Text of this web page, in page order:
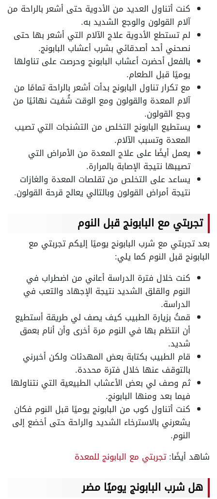
كنت أتناول العديد من الأدوية حتى أشعر بالراحة من
آلام القولون والوجع الشديد به.
لم تستطع الأدوية علاج الآلام التي أشعر بها حتى
نصحني أحد أصدقائي بشرب أعشاب البابونج.
بالفعل أحضرت أعشاب البابونج وحرصت على تناولها
يوميًا قبل الطعام.
مع تكرار تناول البابونج بدأت أشعر بالراحة تمامًا من
آلام المعدة والقولون ومع الوقت شُفيت نهائيًا من
وجع القولون.
يستطيع البابونج التخلص من التشنجات التي تصيب
المعدة وتسبب الآلام.
يعمل أيضًا على علاج المعدة من الأمراض التي
تصيبها نتيجة الإصابة بالمرارة.
يساعد على التخلص من تقلصات المعدة والغازات
نتيجة أمراض القولون وبالتالي يعالج قرحة القولون.
تجربتي مع البابونج قبل النوم
بعد تجربتي مع شرب البابونج يوميًا إليكم تجربتي مع
البابونج قبل النوم كما يلي:
كنت خلال فترة الدراسة أعاني من اضطراب في
النوم والقلق الشديد نتيجة الإجهاد والتعب في
الدراسة.
قمتُ بزيارة الطبيب كيف يصف لي طريقة أستطيع
أن انتظم بها في النوم مرة أخرى وأن أنام بعمق
شديد.
قام الطبيب بكتابة بعض المهدئات ولكن أخبرني
بالتوقف عنها خلال فترة محددة.
ثم وصف لي بعض الأعشاب الطبيعية التي نتناولها
فيما بعد ومنها البابونج.
كنت أتناول كوب من البابونج يوميًا قبل النوم فكان
يشعرني بالاسترخاء الشديد والراحة حتى أخضع إلى
النوم.
شاهد أيضًا:تجربتي مع البابونج للمعدة
هل شرب البابونج يوميًا مضر